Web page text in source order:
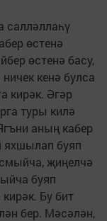
өстенә
өстенә басу,
кенә булса
кирәк. Әгәр
туры килә
аның кабер
яхшылап буяп
җиңелчә
буяп
Бу бит
бер. Мәсәлән,